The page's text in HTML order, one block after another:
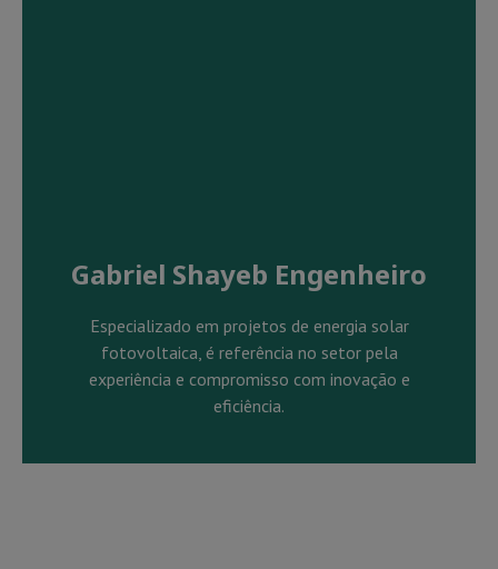
Gabriel Shayeb Engenheiro
Especializado em projetos de energia solar
fotovoltaica, é referência no setor pela
experiência e compromisso com inovação e
eficiência.